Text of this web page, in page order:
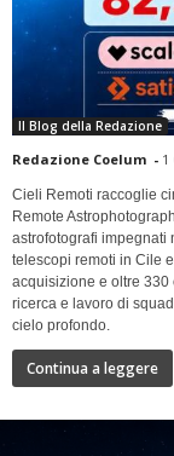
Il Blog della Redazione
Redazione Coelum - 1
Cieli Remoti raccoglie
Remote
astrofotografi impegnati
telescopi remoti in Cile
acquisizione e oltre
ricerca e lavoro di
cielo profondo.
Continua a leggere